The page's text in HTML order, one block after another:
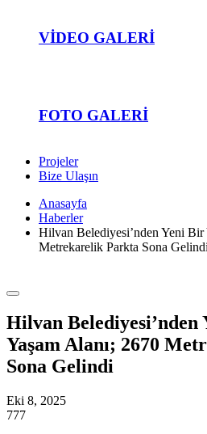
VIDEO GALERI
FOTO GALERI
Projeler
Bize Ulaşın
Anasayfa
Haberler
Hilvan Belediyesi’nden Yeni Bir
Metrekarelik Parkta Sona Gelindi
Hilvan Belediyesi’nden
Yaşam Alanı; 2670
Sona Gelindi
Eki 8, 2025
777